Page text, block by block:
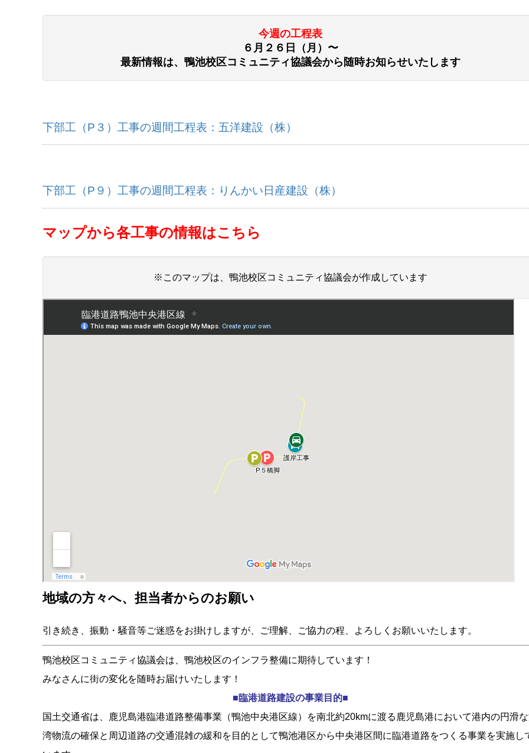
今週の工程表
６月２６日（月）〜
最新情報は、鴨池校区コミュニティ協議会から随時お知らせいたします
下部工（P３）工事の週間工程表：五洋建設（株）
下部工（P９）工事の週間工程表：りんかい日産建設（株）
マップから各工事の情報はこちら
※このマップは、鴨池校区コミュニティ協議会が作成しています
地域の方々へ、担当者からのお願い
引き続き、振動・騒音等ご迷惑をお掛けしますが、ご理解、ご協力の程、よろしくお願いいたします。
鴨池校区コミュニティ協議会は、鴨池校区のインフラ整備に期待しています！
みなさんに街の変化を随時お届けいたします！
■臨港道路建設の事業目的■
国土交通省は、鹿児島港臨港道路整備事業（鴨池中央港区線）を南北約20kmに渡る鹿児島港において港内の円滑
湾物流の確保と周辺道路の交通混雑の緩和を目的として鴨池港区から中央港区間に臨港道路をつくる事業を実施し